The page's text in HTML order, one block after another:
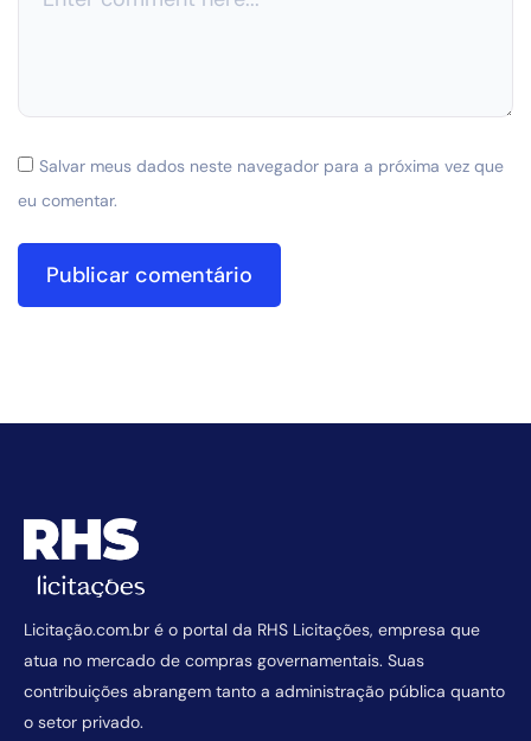
Salvar meus dados neste navegador para a próxima vez que
eu comentar.
Licitação.com.br é o portal da RHS Licitações, empresa que
atua no mercado de compras governamentais. Suas
contribuições abrangem tanto a administração pública quanto
o setor privado.